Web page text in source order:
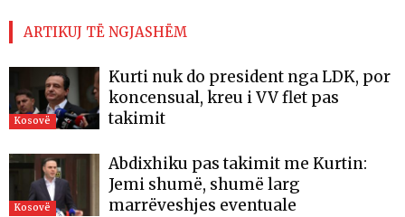
ARTIKUJ TË NGJASHËM
Kosovë
Kurti nuk do president nga LDK, por
koncensual, kreu i VV flet pas
takimit
Kosovë
Abdixhiku pas takimit me Kurtin:
Jemi shumë, shumë larg
marrëveshjes eventuale